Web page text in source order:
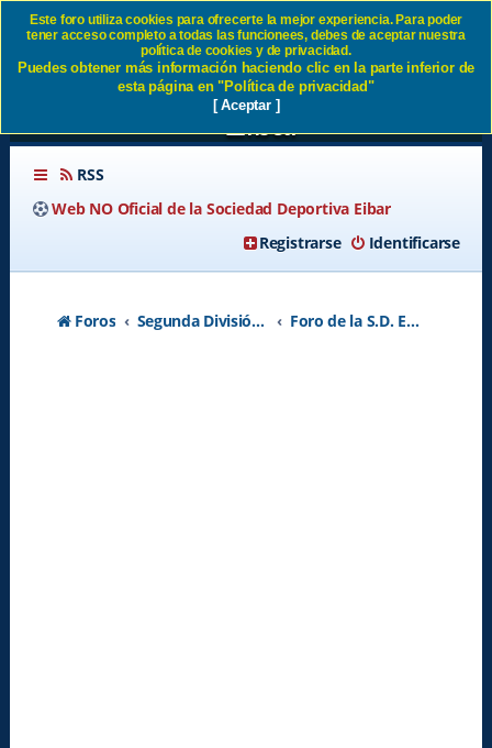
CAMPAÑA CONTRA EL
CONSEJO - Página 3 SD
Eibar
RSS
Web NO Oficial de la Sociedad Deportiva Eibar
Identificarse
Registrarse
Foros Segunda División A - Temporada 2026-2027 Foro de la S.D. Eibar
Este foro utiliza cookies para ofrecerte la mejor experiencia. Para poder
tener acceso completo a todas las funcionees, debes de aceptar nuestra
política de cookies y de privacidad.
Puedes obtener más información haciendo clic en la parte inferior de
esta página en "Política de privacidad"
[ Aceptar ]